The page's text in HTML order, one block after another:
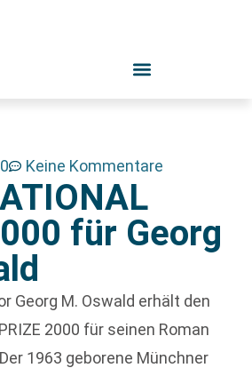
Keine Kommentare
für Georg
Georg M. Oswald erhält den
2000 für seinen Roman
1963 geborene Münchner